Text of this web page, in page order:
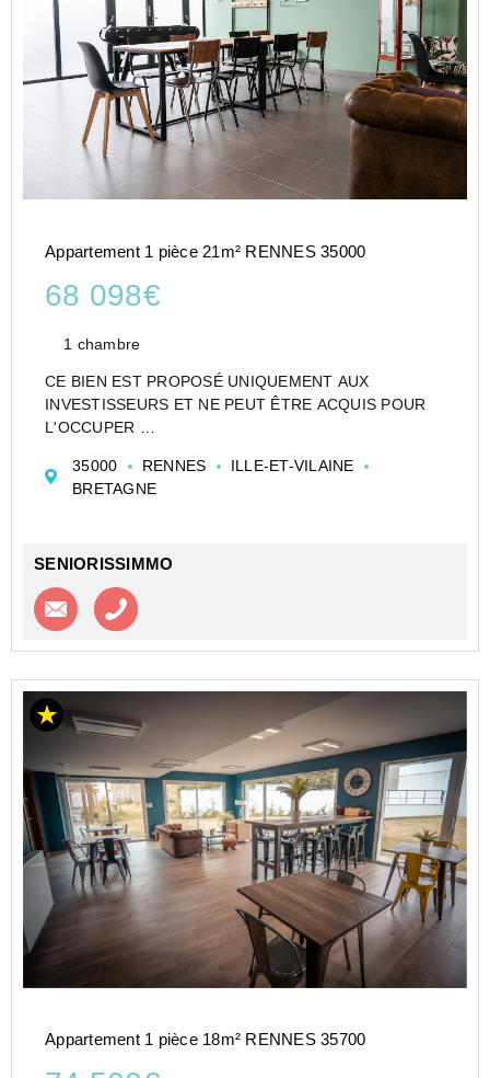
Appartement 1 pièce 21m² RENNES 35000
68 098€
1 chambre
CE BIEN EST PROPOSÉ UNIQUEMENT AUX
INVESTISSEURS ET NE PEUT ÊTRE ACQUIS POUR
L'OCCUPER
ETUDIANTE DE TYPE STUDIO DE 21 M² À RENNES -
MÉTROPOLIS - GLOBAL EXPLOITATION
35000 RENNES
ILLE-ET-VILAINE
BRETAGNE
SENIORISSIMMO
Contacter l'agence
Appartement 1 pièce 18m² RENNES 35700